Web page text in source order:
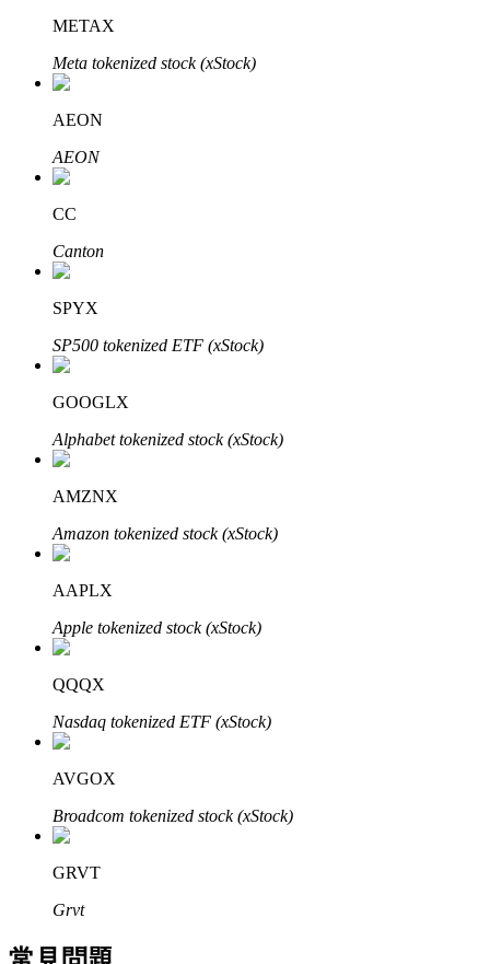
定投理财
享受活期理財及長期收益
Bitrue
合夥人計劃
METAX
Meta tokenized stock (xStock)
AEON
AEON
CC
Canton
SPYX
SP500 tokenized ETF (xStock)
GOOGLX
Alphabet tokenized stock (xStock)
AMZNX
Amazon tokenized stock (xStock)
AAPLX
Apple tokenized stock (xStock)
QQQX
Nasdaq tokenized ETF (xStock)
AVGOX
Broadcom tokenized stock (xStock)
GRVT
Grvt